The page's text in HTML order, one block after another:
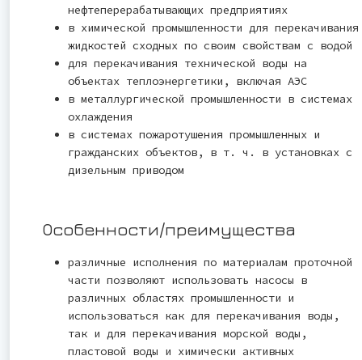
нефтеперерабатывающих предприятиях
в химической промышленности для перекачивания
жидкостей сходных по своим свойствам с водой
для перекачивания технической воды на
объектах теплоэнергетики, включая АЭС
в металлургической промышленности в системах
охлаждения
в системах пожаротушения промышленных и
гражданских объектов, в т. ч. в установках с
дизельным приводом
Особенности/преимущества
различные исполнения по материалам проточной
части позволяют использовать насосы в
различных областях промышленности и
использоваться как для перекачивания воды,
так и для перекачивания морской воды,
пластовой воды и химически активных